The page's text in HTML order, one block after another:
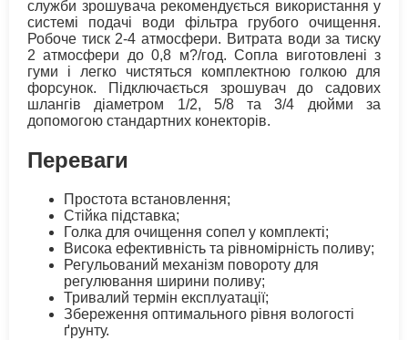
служби зрошувача рекомендується використання у
системі подачі води фільтра грубого очищення.
Робоче тиск 2-4 атмосфери. Витрата води за тиску
2 атмосфери до 0,8 м?/год. Сопла виготовлені з
гуми і легко чистяться комплектною голкою для
форсунок. Підключається зрошувач до садових
шлангів діаметром 1/2, 5/8 та 3/4 дюйми за
допомогою стандартних конекторів.
Переваги
Простота встановлення;
Стійка підставка;
Голка для очищення сопел у комплекті;
Висока ефективність та рівномірність поливу;
Регульований механізм повороту для
регулювання ширини поливу;
Тривалий термін експлуатації;
Збереження оптимального рівня вологості
ґрунту.